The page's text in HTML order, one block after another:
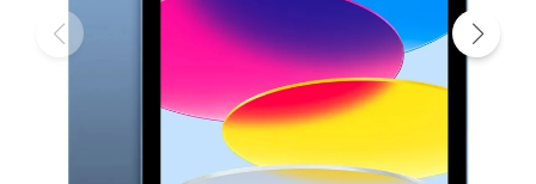
Informática
Audio, Foto y Video